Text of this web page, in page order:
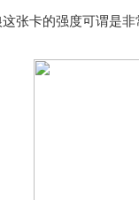
这张卡的强度可谓是